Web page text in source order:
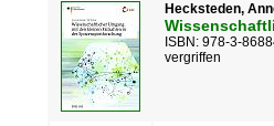
Hecksteden,
ISBN: 978-3-
vergriffen